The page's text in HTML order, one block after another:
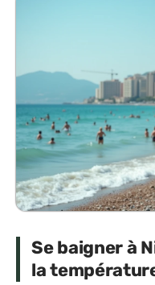
Se baigner à
la